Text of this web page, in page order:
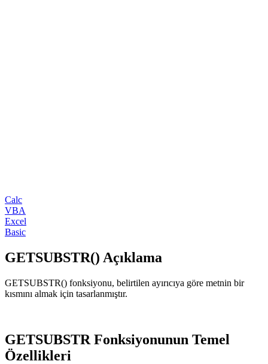
Calc
VBA
Excel
Basic
GETSUBSTR() Açıklama
GETSUBSTR() fonksiyonu, belirtilen ayırıcıya göre metnin bir
kısmını almak için tasarlanmıştır.
GETSUBSTR Fonksiyonunun Temel
Özellikleri